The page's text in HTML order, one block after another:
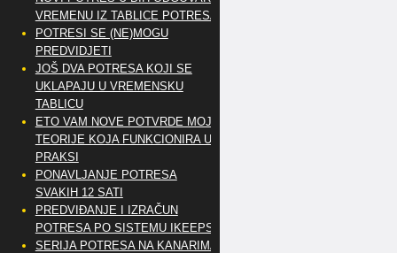
VREMENU IZ TABLICE POTRESA
POTRESI SE (NE)MOGU
PREDVIDJETI
JOŠ DVA POTRESA KOJI SE
UKLAPAJU U VREMENSKU
TABLICU
ETO VAM NOVE POTVRDE MOJE
TEORIJE KOJA FUNKCIONIRA U
PRAKSI
PONAVLJANJE POTRESA
SVAKIH 12 SATI
PREDVIĐANJE I IZRAČUN
POTRESA PO SISTEMU IKEEPS
SERIJA POTRESA NA KANARIMA